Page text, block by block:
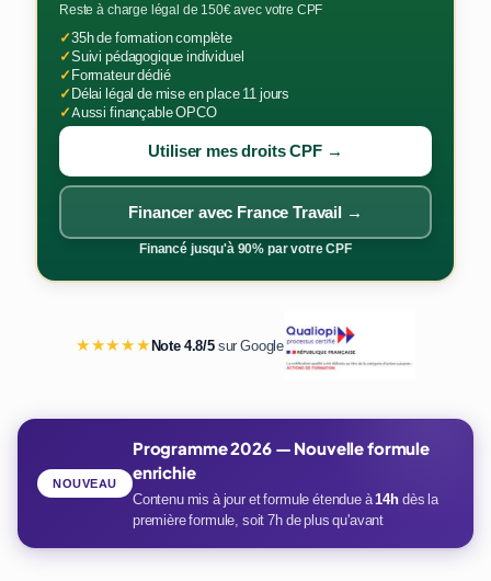
Reste à charge légal de 150€ avec votre CPF
✓35h de formation complète
✓Suivi pédagogique individuel
✓Formateur dédié
✓Délai légal de mise en place 11 jours
✓Aussi finançable OPCO
Utiliser mes droits CPF →
Financer avec France Travail →
Financé jusqu'à 90% par votre CPF
★★★★★Note 4.8/5sur Google
Programme 2026 — Nouvelle formule
enrichie
Contenu mis à jour et formule étendue à14hdès la
première formule, soit 7h de plus qu'avant
NOUVEAU